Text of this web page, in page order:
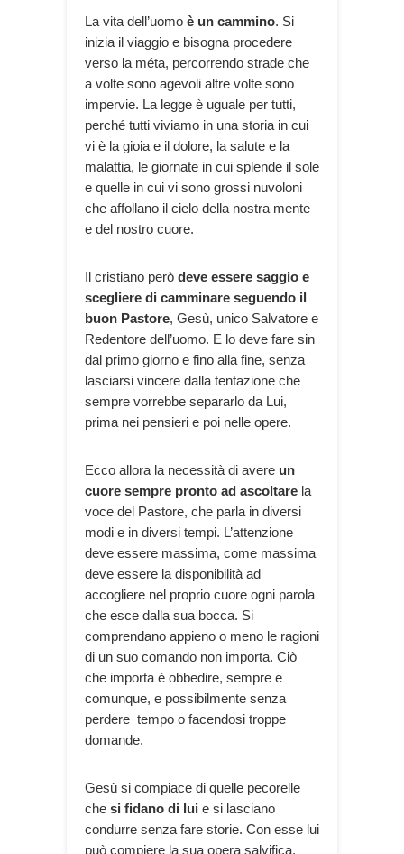
La vita dell’uomo è un cammino. Si
inizia il viaggio e bisogna procedere
verso la méta, percorrendo strade che
a volte sono agevoli altre volte sono
impervie. La legge è uguale per tutti,
perché tutti viviamo in una storia in cui
vi è la gioia e il dolore, la salute e la
malattia, le giornate in cui splende il sole
e quelle in cui vi sono grossi nuvoloni
che affollano il cielo della nostra mente
e del nostro cuore.
Il cristiano però deve essere saggio e
scegliere di camminare seguendo il
buon Pastore, Gesù, unico Salvatore e
Redentore dell’uomo. E lo deve fare sin
dal primo giorno e fino alla fine, senza
lasciarsi vincere dalla tentazione che
sempre vorrebbe separarlo da Lui,
prima nei pensieri e poi nelle opere.
Ecco allora la necessità di avere un
cuore sempre pronto ad ascoltare la
voce del Pastore, che parla in diversi
modi e in diversi tempi. L’attenzione
deve essere massima, come massima
deve essere la disponibilità ad
accogliere nel proprio cuore ogni parola
che esce dalla sua bocca. Si
comprendano appieno o meno le ragioni
di un suo comando non importa. Ciò
che importa è obbedire, sempre e
comunque, e possibilmente senza
perdere tempo o facendosi troppe
domande.
Gesù si compiace di quelle pecorelle
che si fidano di lui e si lasciano
condurre senza fare storie. Con esse lui
può compiere la sua opera salvifica,